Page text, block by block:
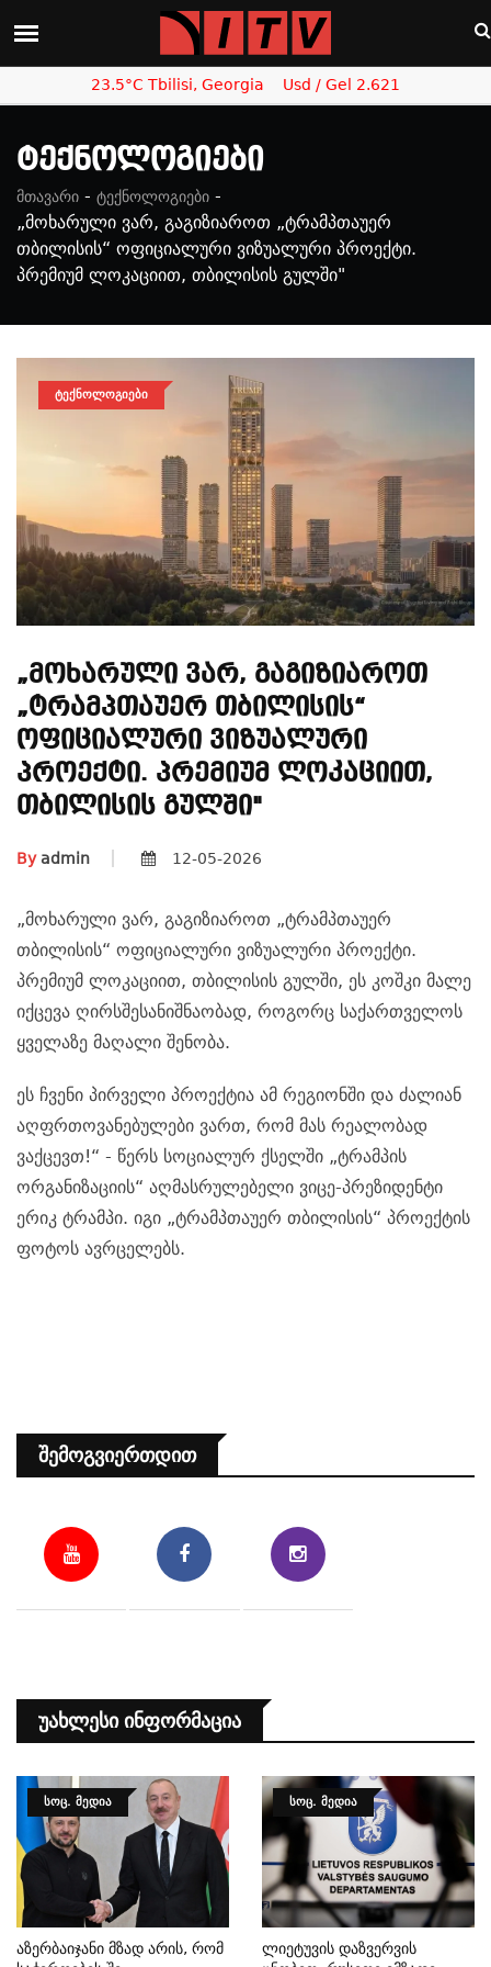
23.5°C Tbilisi, Georgia Usd / Gel 2.621
Ტექნოლოგიები
მთავარი - ტექნოლოგიები -
„მოხარული ვარ, გაგიზიაროთ „ტრამპთაუერ
თბილისის“ ოფიციალური ვიზუალური პროექტი.
პრემიუმ ლოკაციით, თბილისის გულში"
ᲢᲔᲥᲜᲝᲚᲝᲒᲘᲔᲑᲘ
„მოხარული Ვარ, Გაგიზიაროთ
„ტრამპთაუერ Თბილისის“
Ოფიციალური Ვიზუალური
Პროექტი. Პრემიუმ Ლოკაციით,
Თბილისის Გულში"
Byadmin 12-05-2026
„მოხარული ვარ, გაგიზიაროთ „ტრამპთაუერ
თბილისის“ ოფიციალური ვიზუალური პროექტი.
პრემიუმ ლოკაციით, თბილისის გულში, ეს კოშკი მალე
იქცევა ღირსშესანიშნაობად, როგორც საქართველოს
ყველაზე მაღალი შენობა.
ეს ჩვენი პირველი პროექტია ამ რეგიონში და ძალიან
აღფრთოვანებულები ვართ, რომ მას რეალობად
ვაქცევთ!“ - წერს სოციალურ ქსელში „ტრამპის
ორგანიზაციის“ აღმასრულებელი ვიცე-პრეზიდენტი
ერიკ ტრამპი. იგი „ტრამპთაუერ თბილისის“ პროექტის
ფოტოს ავრცელებს.
Შემოგვიერთდით
Უახლესი Ინფორმაცია
ᲡᲝᲪ. ᲛᲔᲓᲘᲐ
Აზერბაიჯანი Მზად Არის, Რომ
ᲡᲝᲪ. ᲛᲔᲓᲘᲐ
Ლიეტუვის Დაზვერვის